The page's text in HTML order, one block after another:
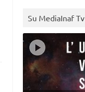
Su MediaInaf Tv